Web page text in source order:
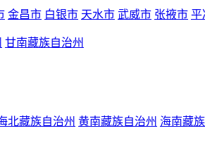
金昌市 白银市 天水市 武威市 张掖市 平
甘南藏族自治州
北藏族自治州 黄南藏族自治州 海南藏